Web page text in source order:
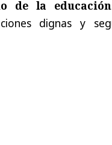
de la educación
dignas y